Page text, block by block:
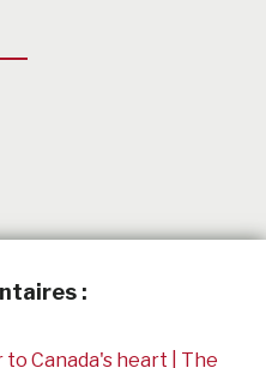
:
Canada's heart | The